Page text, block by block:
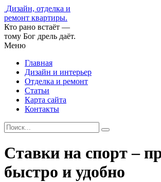
Дизайн, отделка и
ремонт квартиры.
Кто рано встаёт —
тому Бог дрель даёт.
Меню
Главная
Дизайн и интерьер
Отделка и ремонт
Статьи
Карта сайта
Контакты
Ставки на спорт –
быстро и удобно